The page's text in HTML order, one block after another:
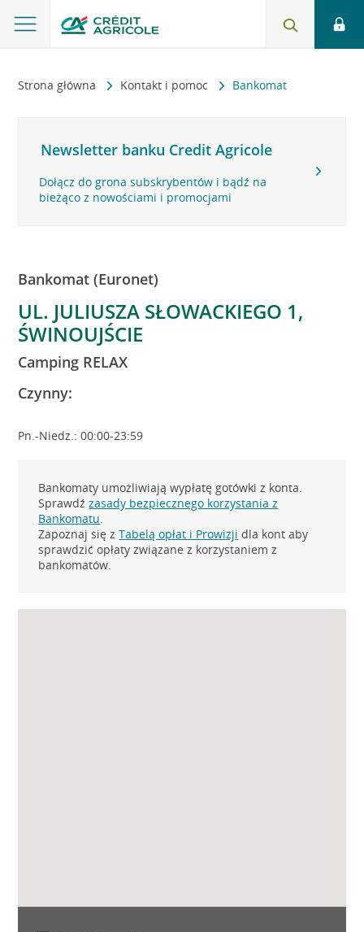
Strona główna Kontakt i pomoc Bankomat
Newsletter banku Credit Agricole
Dołącz do grona subskrybentów i bądź na
bieżąco z nowościami i promocjami
Bankomat (Euronet)
UL. JULIUSZA SŁOWACKIEGO 1,
ŚWINOUJŚCIE
Camping RELAX
Czynny:
Pn.-Niedz.: 00:00-23:59
Bankomaty umożliwiają wypłatę gotówki z konta.
Sprawdźzasady bezpiecznego korzystania z
Bankomatu.
Zapoznaj się zTabelą opłat i Prowizji dla kont aby
sprawdzić opłaty związane z korzystaniem z
bankomatów.